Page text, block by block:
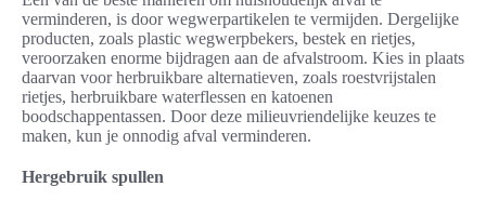
verminderen, is door wegwerpartikelen te vermijden. Dergelijke
producten, zoals plastic wegwerpbekers, bestek en rietjes,
veroorzaken enorme bijdragen aan de afvalstroom. Kies in plaats
daarvan voor herbruikbare alternatieven, zoals roestvrijstalen
rietjes, herbruikbare waterflessen en katoenen
boodschappentassen. Door deze milieuvriendelijke keuzes te
maken, kun je onnodig afval verminderen.
Hergebruik spullen